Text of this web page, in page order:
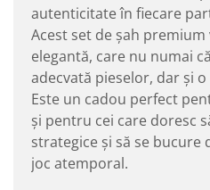
autenticitate în fiecare
Acest set de șah
elegantă, care nu numai
adecvată pieselor, dar și
Este un cadou perfect
și pentru cei care doresc
strategice și să se bucure
joc atemporal.